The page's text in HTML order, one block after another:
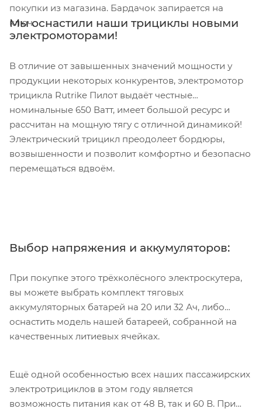
покупки из магазина. Бардачок запирается на
ключ.
Мы оснастили наши трициклы новыми
электромоторами!
В отличие от завышенных значений мощности у
продукции некоторых конкурентов, электромотор
трицикла Rutrike Пилот выдаёт честные
номинальные 650 Ватт, имеет большой ресурс и
рассчитан на мощную тягу с отличной динамикой!
Электрический трицикл преодолеет бордюры,
возвышенности и позволит комфортно и безопасно
перемещаться вдвоём.
Выбор напряжения и аккумуляторов:
При покупке этого трёхколёсного электроскутера,
вы можете выбрать комплект тяговых
аккумуляторных батарей на 20 или 32 Ач, либо
оснастить модель нашей батареей, собранной на
качественных литиевых ячейках.
Ещё одной особенностью всех наших пассажирских
электротрициклов в этом году является
возможность питания как от 48 В, так и 60 В. При